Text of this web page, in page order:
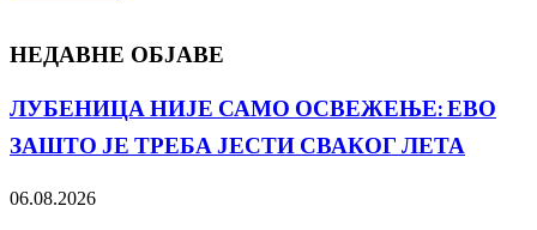
НЕДАВНЕ ОБЈАВЕ
ЛУБЕНИЦА НИЈЕ САМО ОСВЕЖЕЊЕ: ЕВО
ЗАШТО ЈЕ ТРЕБА ЈЕСТИ СВАКОГ ЛЕТА
06.08.2026